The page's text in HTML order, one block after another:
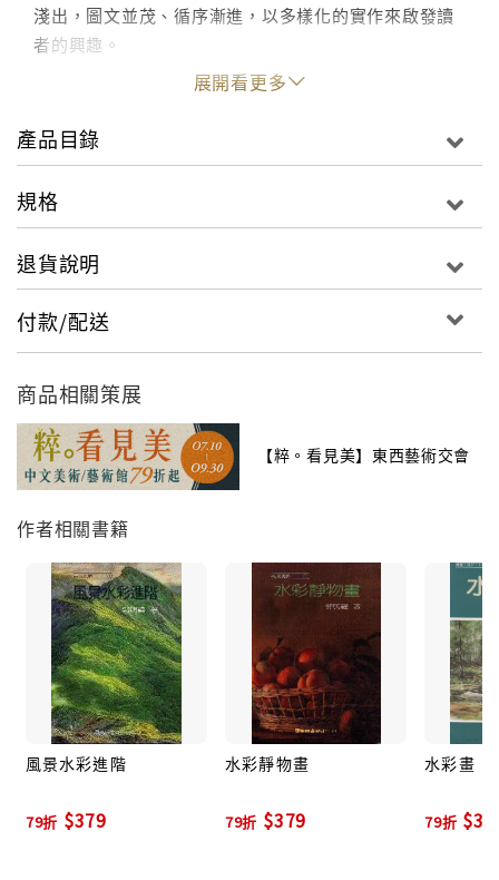
淺出，圖文並茂、循序漸進，以多樣化的實作來啟發讀
者的興趣。
展開看更多
產品目錄
規格
退貨說明
付款/配送
商品相關策展
【粹。看見美】東西藝術交會
作者相關書籍
風景水彩進階
79折 $379
水彩靜物畫
79折 $379
水彩畫
79折